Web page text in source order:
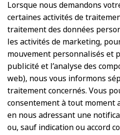
Lorsque nous demandons
certaines activités de
traitement des données
les activités de marketing,
mouvement personnalisés et
publicité et l’analyse des
web), nous vous informons
traitement concernés. Vous
consentement à tout moment
en nous adressant une
ou, sauf indication ou accord